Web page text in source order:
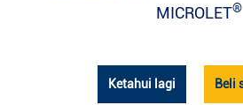
MICROLET®
Ketahui lagi Beli